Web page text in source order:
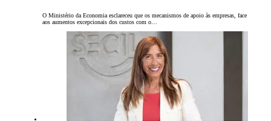
O Ministério da Economia esclareceu que os mecanismos de apoio às empresas, face
aos aumentos excepcionais dos custos com o…